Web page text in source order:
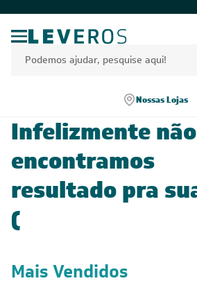
Nossas Lojas
Infelizmente não
encontramos
resultado pra
(
Mais Vendidos